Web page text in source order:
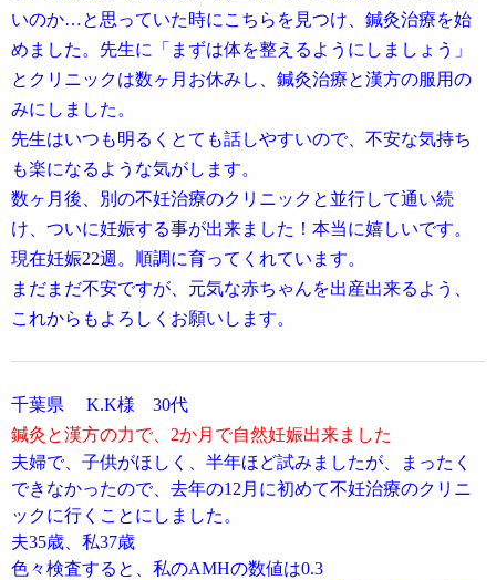
いのか…と思っていた時にこちらを見つけ、鍼灸治療を始
めました。先生に「まずは体を整えるようにしましょう」
とクリニックは数ヶ月お休みし、鍼灸治療と漢方の服用の
みにしました。
先生はいつも明るくとても話しやすいので、不安な気持ち
も楽になるような気がします。
数ヶ月後、別の不妊治療のクリニックと並行して通い続
け、ついに妊娠する事が出来ました！本当に嬉しいです。
現在妊娠22週。順調に育ってくれています。
まだまだ不安ですが、元気な赤ちゃんを出産出来るよう、
これからもよろしくお願いします。
千葉県 K.K様 30代
鍼灸と漢方の力で、2か月で自然妊娠出来ました
夫婦で、子供がほしく、半年ほど試みましたが、まったく
できなかったので、去年の12月に初めて不妊治療のクリニ
ックに行くことにしました。
夫35歳、私37歳
色々検査すると、私のAMHの数値は0.3